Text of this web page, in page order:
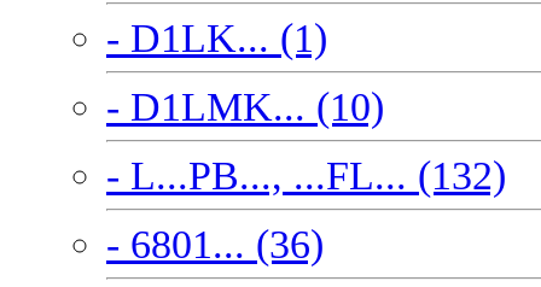
- D1LK... (1)
- D1LMK... (10)
- L...PB..., ...FL... (132)
- 6801... (36)